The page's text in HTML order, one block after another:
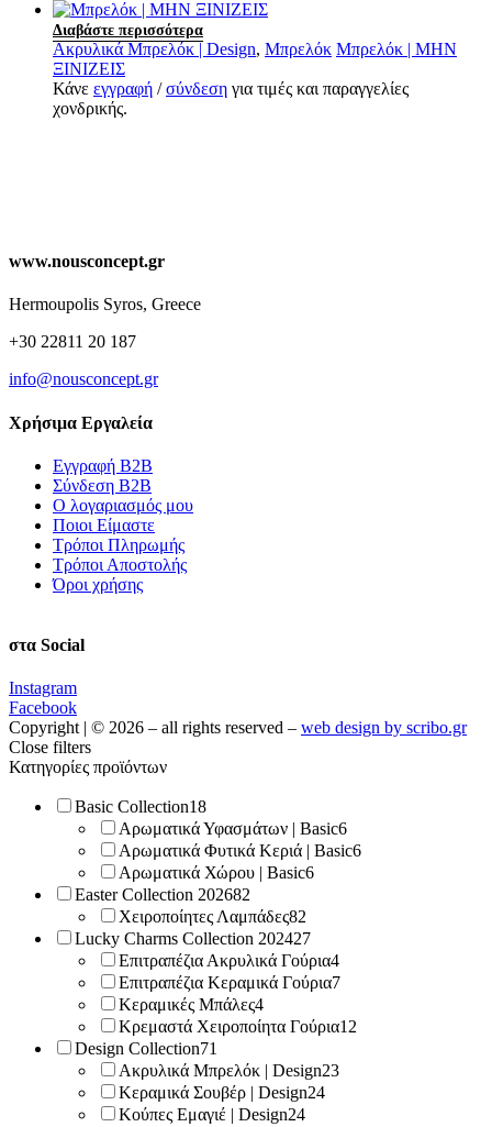
Διαβάστε περισσότερα
Ακρυλικά Μπρελόκ | Design, Μπρελόκ Μπρελόκ | ΜΗΝ
ΞΙΝΙΖΕΙΣ
Κάνε εγγραφή /σύνδεση για τιμές και παραγγελίες
χονδρικής.
www.nousconcept.gr
Hermoupolis Syros, Greece
+30 22811 20 187
info@nousconcept.gr
Χρήσιμα Εργαλεία
Εγγραφή Β2Β
Σύνδεση Β2Β
Ο λογαριασμός μου
Ποιοι Είμαστε
Τρόποι Πληρωμής
Τρόποι Αποστολής
Όροι χρήσης
στα Social
Instagram
Facebook
Copyright | © 2026 – all rights reserved – web design by scribo.gr
Close filters
Κατηγορίες προϊόντων
Basic Collection18
Αρωματικά Υφασμάτων | Basic6
Αρωματικά Φυτικά Κεριά | Basic6
Αρωματικά Χώρου | Basic6
Easter Collection 202682
Χειροποίητες Λαμπάδες82
Lucky Charms Collection 202427
Επιτραπέζια Ακρυλικά Γούρια4
Επιτραπέζια Κεραμικά Γούρια7
Κεραμικές Μπάλες4
Κρεμαστά Χειροποίητα Γούρια12
Design Collection71
Ακρυλικά Μπρελόκ | Design23
Κεραμικά Σουβέρ | Design24
Κούπες Εμαγιέ | Design24